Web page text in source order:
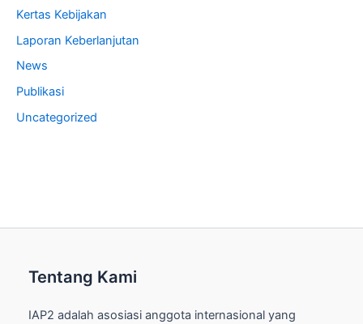
Kertas Kebijakan
Laporan Keberlanjutan
News
Publikasi
Uncategorized
Tentang Kami
IAP2 adalah asosiasi anggota internasional yang